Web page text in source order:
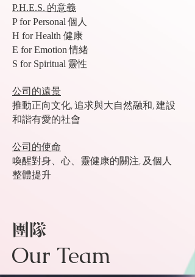
P.H.E.S. 的意義
P for Personal 個人
H for Health 健康
E for Emotion情緒
S for Spiritual 靈性
公司的遠景
推動正向文化, 追求與大自然融和, 建設
和諧有愛的社會
公司的使命
喚醒對身、心、靈健康的關注, 及個人
整體提升
團隊
Our Team